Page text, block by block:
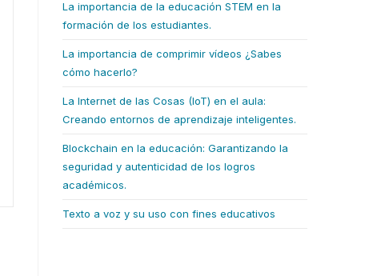
La importancia de la educación STEM en la
formación de los estudiantes.
La importancia de comprimir vídeos ¿Sabes
cómo hacerlo?
La Internet de las Cosas (IoT) en el aula:
Creando entornos de aprendizaje inteligentes.
Blockchain en la educación: Garantizando la
seguridad y autenticidad de los logros
académicos.
Texto a voz y su uso con fines educativos